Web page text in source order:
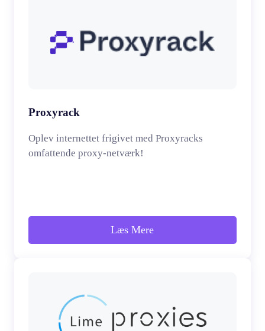
Proxyrack
Oplev internettet frigivet med Proxyracks
omfattende proxy-netværk!
Læs Mere